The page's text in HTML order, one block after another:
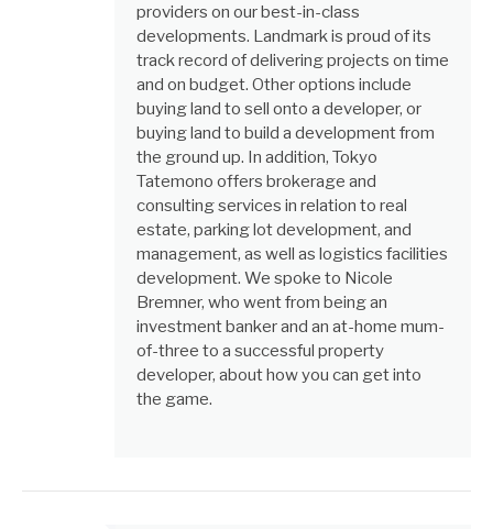
providers on our best-in-class
developments. Landmark is proud of its
track record of delivering projects on time
and on budget. Other options include
buying land to sell onto a developer, or
buying land to build a development from
the ground up. In addition, Tokyo
Tatemono offers brokerage and
consulting services in relation to real
estate, parking lot development, and
management, as well as logistics facilities
development. We spoke to Nicole
Bremner, who went from being an
investment banker and an at-home mum-
of-three to a successful property
developer, about how you can get into
the game.